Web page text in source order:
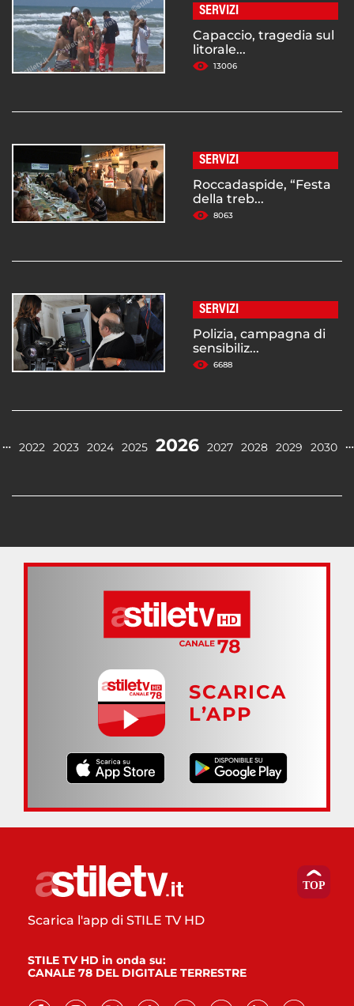
SERVIZI
Capaccio, tragedia sul
litorale...
13006
SERVIZI
Roccadaspide, “Festa
della treb...
8063
SERVIZI
Polizia, campagna di
sensibiliz...
6688
… 2022 2023 2024 2025 2026 2027 2028 2029 2030 …
SCARICA
L’APP
Scarica l'app di STILE TV HD
STILE TV HD in onda su:
CANALE 78 DEL DIGITALE TERRESTRE